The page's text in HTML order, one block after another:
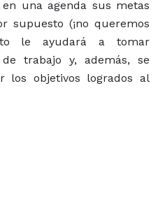
una agenda sus metas
supuesto (¡no queremos
le ayudará a tomar
trabajo y, además, se
los objetivos logrados al